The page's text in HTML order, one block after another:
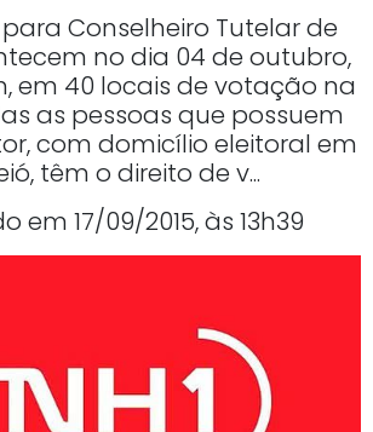
Conselheiro Tutelar de
no dia 04 de outubro,
em 40 locais de votação na
as pessoas que possuem
com domicílio eleitoral em
têm o direito de v...
em 17/09/2015, às 13h39